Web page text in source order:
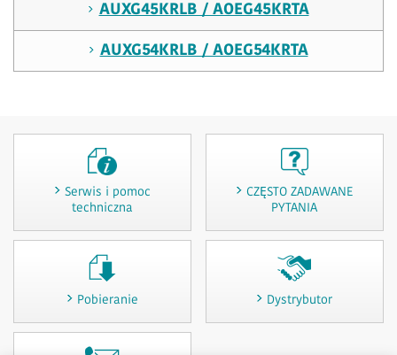
AUXG45KRLB / AOEG45KRTA
AUXG54KRLB / AOEG54KRTA
Serwis i pomoc
techniczna
CZĘSTO ZADAWANE
PYTANIA
Pobieranie Dystrybutor